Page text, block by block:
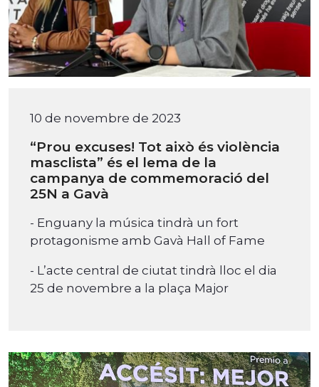
10 de novembre de 2023
“Prou excuses! Tot això és violència
masclista” és el lema de la
campanya de commemoració del
25N a Gavà
- Enguany la música tindrà un fort
protagonisme amb Gavà Hall of Fame
- L’acte central de ciutat tindrà lloc el dia
25 de novembre a la plaça Major